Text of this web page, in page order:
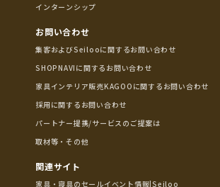
インターンシップ
お問い合わせ
集客およびSeilooに関するお問い合わせ
SHOPNAVIに関するお問い合わせ
家具インテリア販売KAGOOに関するお問い合わせ
採用に関するお問い合わせ
パートナー提携/サービスのご提案は
取材等・その他
関連サイト
家具・寝具のセールイベント情報|Seiloo